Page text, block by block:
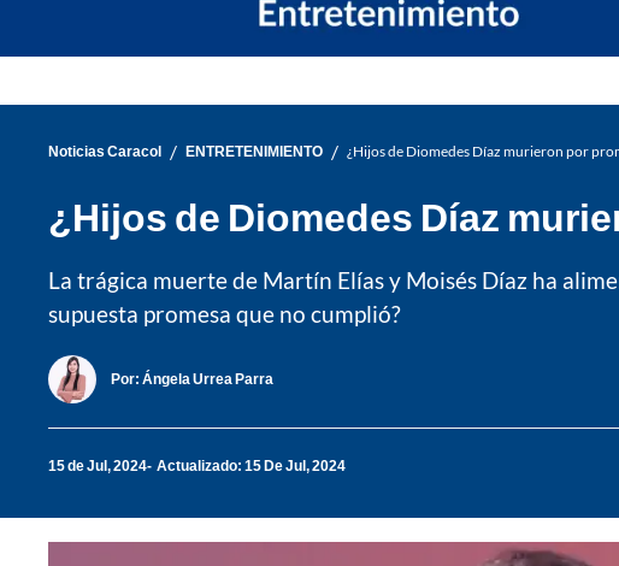
Noticias Caracol / ENTRETENIMIENTO / ¿Hijos de Diomedes Díaz murieron por
¿Hijos de Diomedes Díaz
La trágica muerte de Martín Elías y Moisés Díaz ha
supuesta promesa que no cumplió?
Por: Ángela Urrea Parra
15 de Jul, 2024 Actualizado: 15 De Jul, 2024